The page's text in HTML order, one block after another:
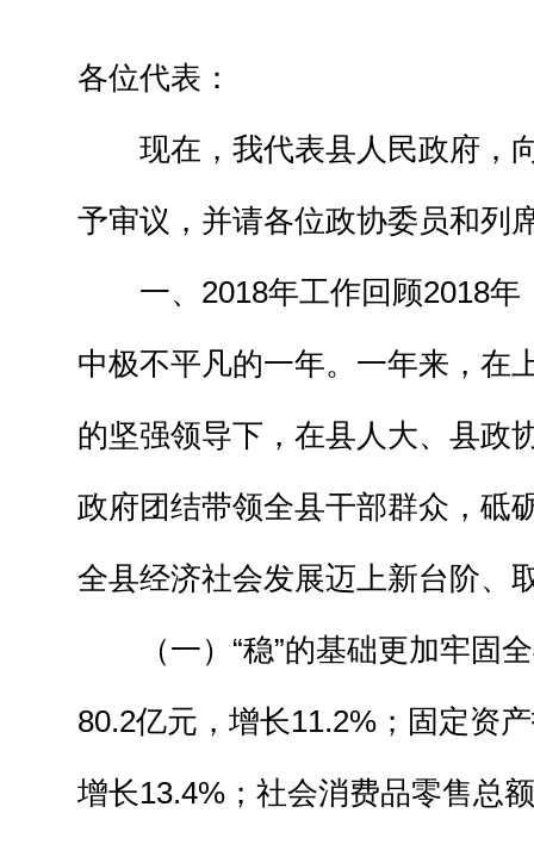
各位代表：
现在，我代表县人民政府，
予审议，并请各位政协委员和列
一、2018年工作回顾2018年
中极不平凡的一年。一年来，在
的坚强领导下，在县人大、县政
政府团结带领全县干部群众，砥
全县经济社会发展迈上新台阶、
（一）“稳”的基础更加牢固全
80.2亿元，增长11.2%；固定资
增长13.4%；社会消费品零售总